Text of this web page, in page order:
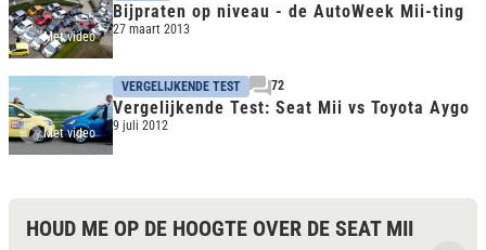
Met video
Bijpraten op niveau - de AutoWeek Mii-ting
27 maart 2013
Met video
VERGELIJKENDE TEST 72
Vergelijkende Test: Seat Mii vs Toyota Aygo
9 juli 2012
HOUD ME OP DE HOOGTE OVER DE SEAT MII